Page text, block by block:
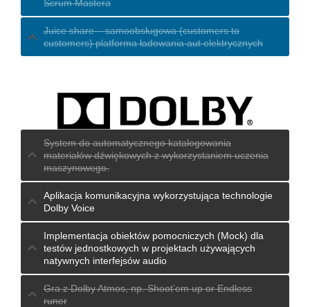
Scrum Mastera
Juice share – samoobsługowa (customers to
customers) platforma ładowania aut elektrycznych
System do automatycznego katalogowania
materiałów dźwiękowych z wykorzystaniem uczenia
maszynowego.
Aplikacja komunikacyjna wykorzystująca technologie
Dolby Voice
Implementacja obiektów pomocniczych (Mock) dla
testów jednostkowych w projektach używających
natywnych interfejsów audio
Gra z Dolby Atmos, np. Shoot’em up or Endless
runer